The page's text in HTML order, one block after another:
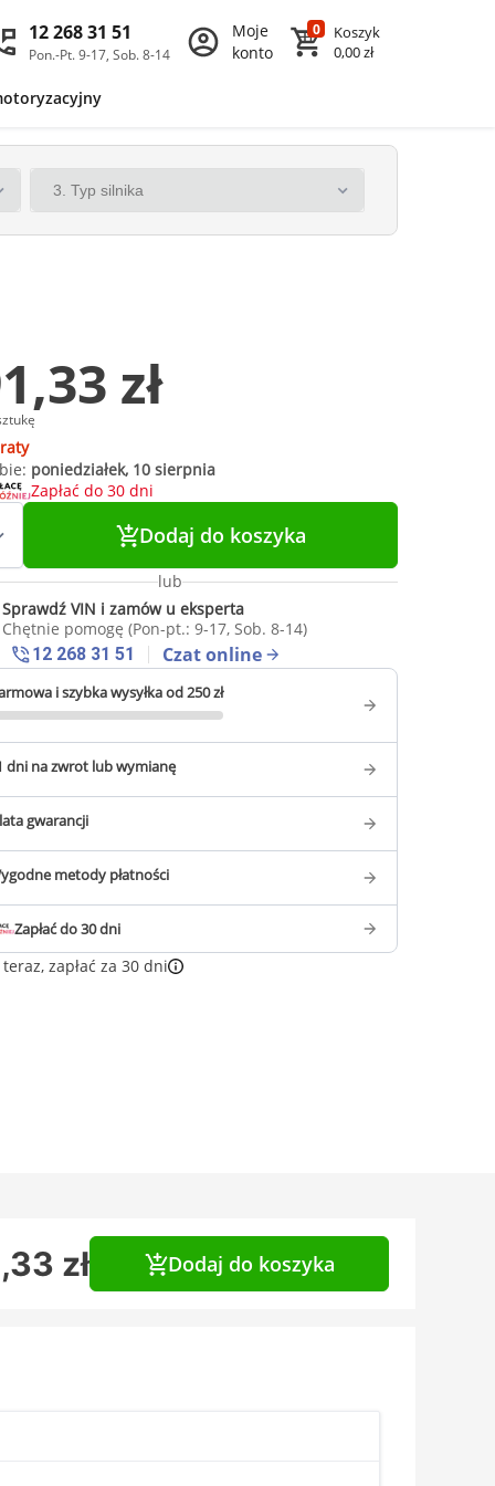
12 268 31 51
Pon.-Pt. 9-17, Sob. 8-14
Moje
konto
0
Koszyk
0,00 zł
zł
poniedziałek, 10 sierpnia
Zapłać do 30 dni
Dodaj do koszyka
lub
Sprawdź VIN i zamów u eksperta
Chętnie pomogę (Pon-pt.: 9-17, Sob. 8-14)
12 268 31 51
Czat online
i szybka wysyłka od 250 zł
dni na zwrot lub wymianę
gwarancji
metody płatności
Zapłać do 30 dni
zapłać za 30 dni
zł Dodaj do koszyka